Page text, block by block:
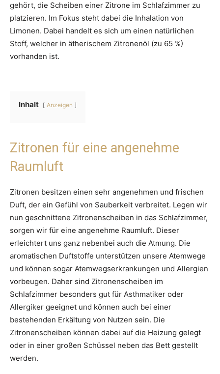
gehört, die Scheiben einer Zitrone im Schlafzimmer zu
platzieren. Im Fokus steht dabei die Inhalation von
Limonen. Dabei handelt es sich um einen natürlichen
Stoff, welcher in ätherischem Zitronenöl (zu 65 %)
vorhanden ist.
Inhalt Anzeigen
Zitronen für eine angenehme
Raumluft
Zitronen besitzen einen sehr angenehmen und frischen
Duft, der ein Gefühl von Sauberkeit verbreitet. Legen wir
nun geschnittene Zitronenscheiben in das Schlafzimmer,
sorgen wir für eine angenehme Raumluft. Dieser
erleichtert uns ganz nebenbei auch die Atmung. Die
aromatischen Duftstoffe unterstützen unsere Atemwege
und können sogar Atemwegserkrankungen und Allergien
vorbeugen. Daher sind Zitronenscheiben im
Schlafzimmer besonders gut für Asthmatiker oder
Allergiker geeignet und können auch bei einer
bestehenden Erkältung von Nutzen sein. Die
Zitronenscheiben können dabei auf die Heizung gelegt
oder in einer großen Schüssel neben das Bett gestellt
werden.